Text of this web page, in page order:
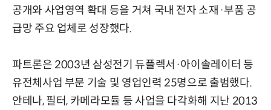
공개와 사업영역 확대 등을 거쳐 국내 전자 소재·부품 공
급망 주요 업체로 성장했다.
파트론은 2003년 삼성전기 듀플렉서·아이솔레이터 등
유전체사업 부문 기술 및 영업인력 25명으로 출범했다.
안테나, 필터, 카메라모듈 등 사업을 다각화해 지난 2013